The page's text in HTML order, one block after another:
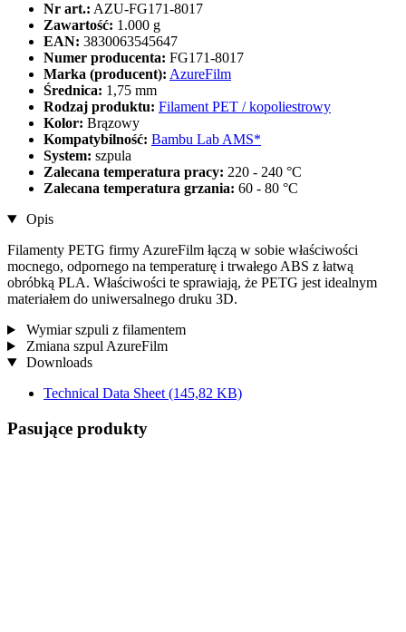
Nr art.: AZU-FG171-8017
Zawartość: 1.000 g
EAN: 3830063545647
Numer producenta: FG171-8017
Marka (producent): AzureFilm
Średnica: 1,75 mm
Rodzaj produktu: Filament PET / kopoliestrowy
Kolor: Brązowy
Kompatybilność: Bambu Lab AMS*
System: szpula
Zalecana temperatura pracy: 220 - 240 °C
Zalecana temperatura grzania: 60 - 80 °C
Opis
Filamenty PETG firmy AzureFilm łączą w sobie właściwości
mocnego, odpornego na temperaturę i trwałego ABS z łatwą
obróbką PLA. Właściwości te sprawiają, że PETG jest idealnym
materiałem do uniwersalnego druku 3D.
Wymiar szpuli z filamentem
Zmiana szpul AzureFilm
Downloads
Technical Data Sheet (145,82 KB)
Pasujące produkty